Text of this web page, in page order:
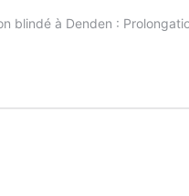
blindé à Denden :